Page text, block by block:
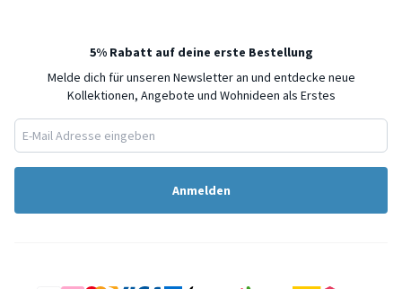
5% Rabatt auf deine erste Bestellung
Melde dich für unseren Newsletter an und entdecke neue
Kollektionen, Angebote und Wohnideen als Erstes
Anmelden